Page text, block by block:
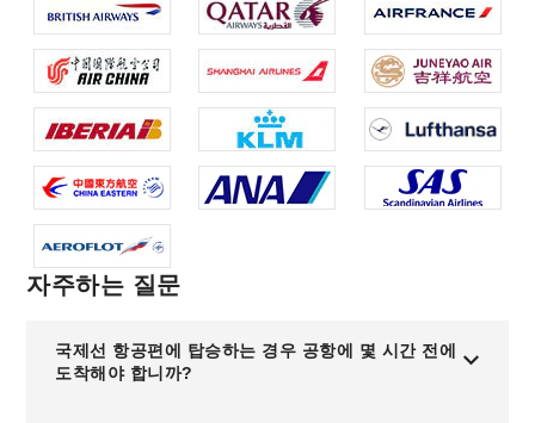
자주하는 질문
국제선 항공편에 탑승하는 경우 공항에 몇 시간 전에
도착해야 합니까?